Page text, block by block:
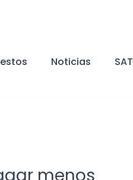
Noticias SAT